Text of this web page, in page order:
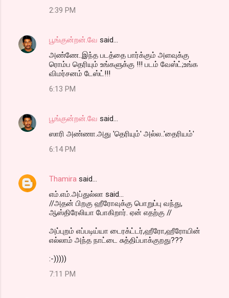
2:39 PM
பூங்குன்றன்.வே said…
அண்ணே..இந்த படத்தை பார்க்கும் அளவுக்கு
ரொம்ப தெரியும் உங்களுக்கு !!! படம் வேஸ்ட்;உங்க
விமர்சனம் டேஸ்ட்!!!
6:13 PM
பூங்குன்றன்.வே said…
ஸாரி அண்ணா.அது 'தெரியும்' அல்ல..'தைரியம்'
6:14 PM
Thamira said…
எம்.எம்.அப்துல்லா said...
//அதன் பிறகு ஹீரோவுக்கு பொறுப்பு வந்து,
ஆஸ்திரேலியா போகிறார். ஏன் எதற்கு //
அப்புறம் எப்படிய்யா டைரக்ட்டர்,ஹீரோ,ஹீரோயின்
எல்லாம் அந்த நாட்டை சுத்திப்பாக்குறது???
:-)))))
7:11 PM